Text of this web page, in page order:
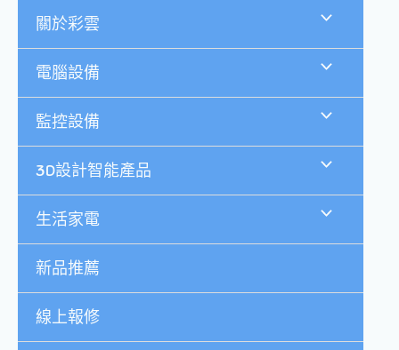
關於彩雲
電腦設備
監控設備
3D設計智能產品
生活家電
新品推薦
線上報修